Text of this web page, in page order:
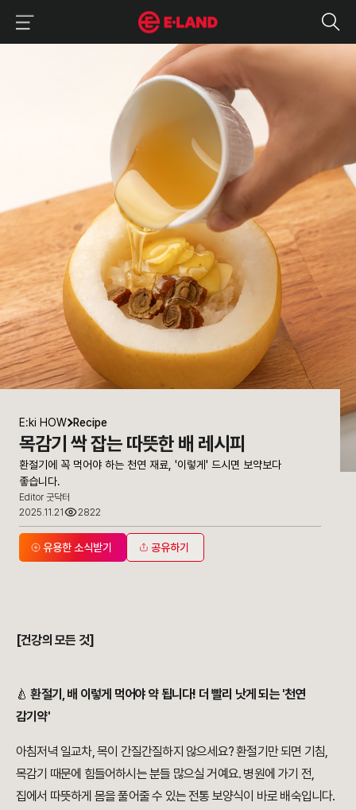
매거진 상세보기
E:ki HOW Recipe
목감기 싹 잡는 따뜻한 배 레시피
환절기에 꼭 먹어야 하는 천연 재료, '이렇게' 드시면 보약보다
좋습니다.
Editor 굿닥터
2025.11.21
2822
유용한 소식받기 공유하기
환절기에 꼭 먹어야 하는 천연 재료, '이렇게' 드시면 보약보다 좋습니다.
[건강의 모든 것]
🍐환절기, 배 이렇게 먹어야 약 됩니다! 더 빨리 낫게 되는 '천연
감기약'
아침저녁 일교차, 목이 간질간질하지 않으세요? 환절기만 되면 기침,
목감기 때문에 힘들어하시는 분들 많으실 거예요. 병원에 가기 전,
집에서 따뜻하게 몸을 풀어줄 수 있는 전통 보양식이 바로 배숙입니다.